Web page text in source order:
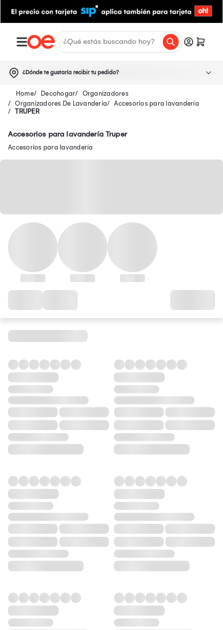
¿Dónde te gustaría recibir tu pedido?
Decohogar
Organizadores
Organizadores De Lavanderia
Accesorios para lavandería
TRUPER
Accesorios para lavandería Truper
Accesorios para lavandería